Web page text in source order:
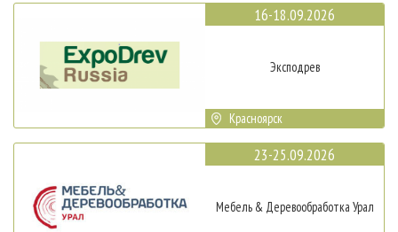
16-18.09.2026
Эксподрев
Красноярск
23-25.09.2026
Мебель & Деревообработка Урал